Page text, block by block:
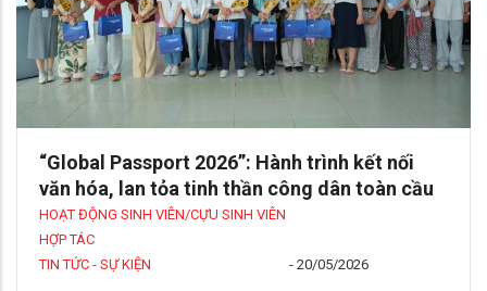
“Global Passport 2026”: Hành trình kết nối
văn hóa, lan tỏa tinh thần công dân toàn cầu
HOẠT ĐỘNG SINH VIÊN/CỰU SINH VIÊN
HỢP TÁC
TIN TỨC - SỰ KIỆN
- 20/05/2026